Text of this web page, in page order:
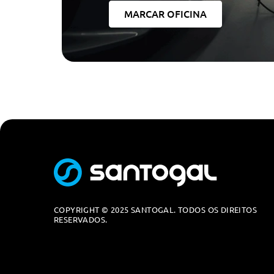
Sistema De Carregamento Entre Os Bancos
Espelho Exterior Com Funçao Automatica De Anti-
Ar Condicionado Automático Com Controlo De 4 Zonas
Luz Ambiente
Energia e Sistemas De Escape
Cabo De Carregamento (Modo 3) De Rua
MARCAR OFICINA
COPYRIGHT © 2025 SANTOGAL. TODOS OS DIREITOS
RESERVADOS.